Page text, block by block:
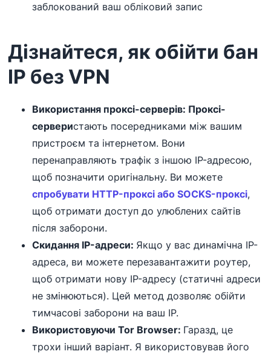
заблокований ваш обліковий запис
Дізнайтеся, як обійти бан
IP без VPN
Використання проксі-серверів: Проксі-
серверистають посередниками між вашим
пристроєм та інтернетом. Вони
перенаправляють трафік з іншою IP-адресою,
щоб позначити оригінальну. Ви можете
спробувати HTTP-проксі або SOCKS-проксі,
щоб отримати доступ до улюблених сайтів
після заборони.
Скидання IP-адреси: Якщо у вас динамічна IP-
адреса, ви можете перезавантажити роутер,
щоб отримати нову IP-адресу (статичні адреси
не змінюються). Цей метод дозволяє обійти
тимчасові заборони на ваш IP.
Використовуючи Tor Browser: Гаразд, це
трохи інший варіант. Я використовував його